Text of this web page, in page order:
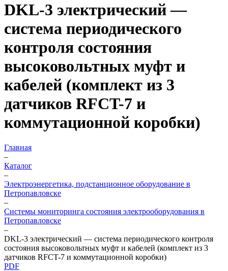
DKL-3 электрический —
система периодического
контроля состояния
высоковольтных муфт и
кабелей (комплект из 3
датчиков RFCT-7 и
коммутационной коробки)
Главная
–
Каталог
–
Электроэнергетика, подстанционное оборудование в
Петропавловске
–
Системы мониторинга состояния электрооборудования в
Петропавловске
–
DKL-3 электрический — система периодического контроля
состояния высоковольтных муфт и кабелей (комплект из 3
датчиков RFCT-7 и коммутационной коробки)
PDF